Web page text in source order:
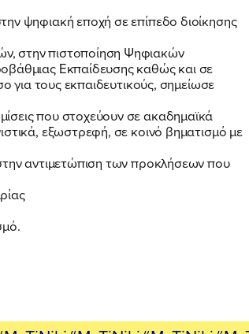
ψηφιακή εποχή σε επίπεδο διοίκησης
στην πιστοποίηση Ψηφιακών
Εκπαίδευσης καθώς και σε
τους εκπαιδευτικούς, σημείωσε
που στοχεύουν σε ακαδημαϊκά
εξωστρεφή, σε κοινό βηματισμό με
αντιμετώπιση των προκλήσεων που